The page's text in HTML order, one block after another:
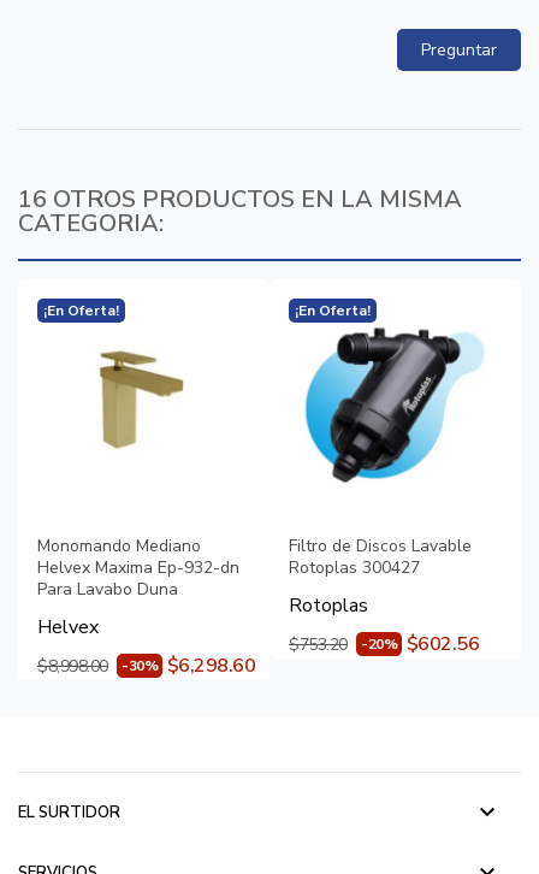
Preguntar
16 OTROS PRODUCTOS EN LA MISMA
CATEGORIA:
¡En Oferta!
Monomando Mediano
Helvex Maxima Ep-932-dn
Para Lavabo Duna
Helvex
$8,998.00 -30% $6,298.60
¡En Oferta!
Filtro de Discos Lavable
Rotoplas 300427
Rotoplas
$753.20 -20% $602.56
EL SURTIDOR keyboard_arrow_down